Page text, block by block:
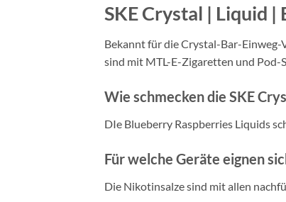
SKE Crystal | Liquid
Bekannt für die Crystal-Bar-Einweg-
sind mit MTL-E-Zigaretten und Pod-
Wie schmecken die SKE
DIe Blueberry Raspberries Liquids
Für welche Geräte eignen
Die Nikotinsalze sind mit allen